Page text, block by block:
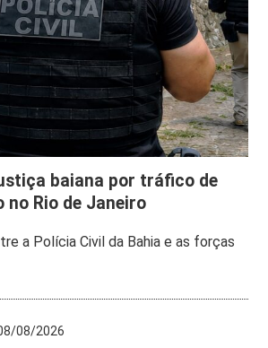
baiana por tráfico de
no Rio de Janeiro
a Polícia Civil da Bahia e as forças
08/2026